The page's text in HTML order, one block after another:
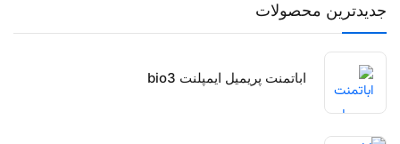
جدیدترین محصولات
اباتمنت پریمیل ایمپلنت bio3